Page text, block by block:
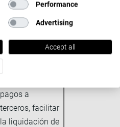
personalizar tu
experiencia de
usuario, permitir
recargas de
pagos a
terceros, facilitar
la liquidación de
Performance
Advertising
Accept all